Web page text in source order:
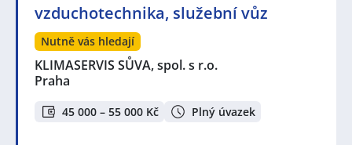
vzduchotechnika, služební vůz
Nutně vás hledají
KLIMASERVIS SŮVA, spol. s r.o.
Praha
45 000 – 55 000 Kč Plný úvazek